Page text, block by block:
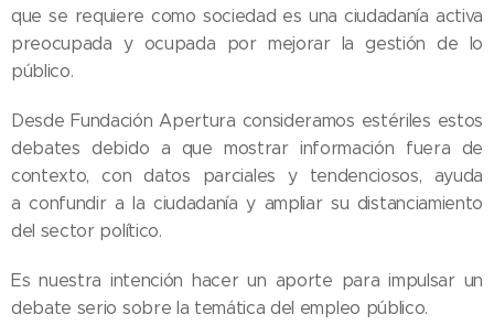
que se requiere como sociedad es una ciudadanía activa
preocupada y ocupada por mejorar la gestión de lo
público.
Desde Fundación Apertura consideramos estériles estos
debates debido a que mostrar información fuera de
contexto, con datos parciales y tendenciosos, ayuda
a confundir a la ciudadanía y ampliar su distanciamiento
del sector político.
Es nuestra intención hacer un aporte para impulsar un
debate serio sobre la temática del empleo público.